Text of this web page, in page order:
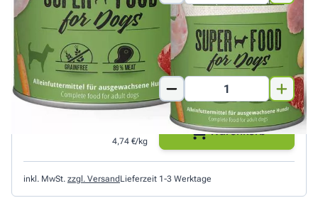
2,29 €
5,72 €/kg
Warenkorb
800 g
4,74 €/kg
Warenkorb
inkl. MwSt. zzgl. Versand Lieferzeit 1-3 Werktage